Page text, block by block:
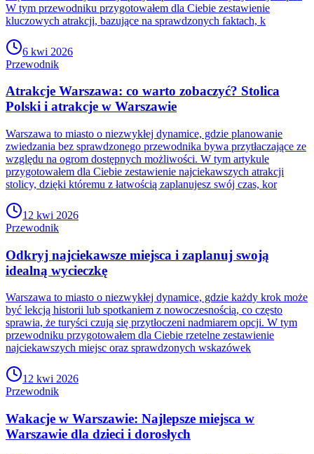
W tym przewodniku przygotowałem dla Ciebie zestawienie
kluczowych atrakcji, bazujące na sprawdzonych faktach, k
6 kwi 2026
Przewodnik
Atrakcje Warszawa: co warto zobaczyć? Stolica
Polski i atrakcje w Warszawie
Warszawa to miasto o niezwykłej dynamice, gdzie planowanie
zwiedzania bez sprawdzonego przewodnika bywa przytłaczające ze
względu na ogrom dostępnych możliwości. W tym artykule
przygotowałem dla Ciebie zestawienie najciekawszych atrakcji
stolicy, dzięki któremu z łatwością zaplanujesz swój czas, kor
12 kwi 2026
Przewodnik
Odkryj najciekawsze miejsca i zaplanuj swoją
idealną wycieczkę
Warszawa to miasto o niezwykłej dynamice, gdzie każdy krok może
być lekcją historii lub spotkaniem z nowoczesnością, co często
sprawia, że turyści czują się przytłoczeni nadmiarem opcji. W tym
przewodniku przygotowałem dla Ciebie rzetelne zestawienie
najciekawszych miejsc oraz sprawdzonych wskazówek
12 kwi 2026
Przewodnik
Wakacje w Warszawie: Najlepsze miejsca w
Warszawie dla dzieci i dorosłych